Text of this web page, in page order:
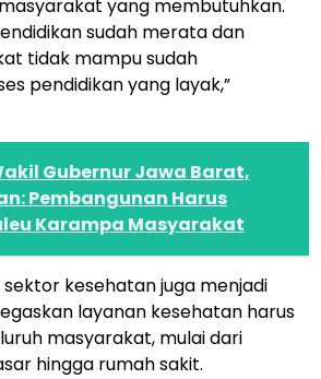
yang membutuhkan.
sudah merata dan
tidak mampu sudah
pendidikan yang layak,”
Gubernur Jawa Barat,
Pembangunan Harus
Karampa Masyarakat
sektor kesehatan juga menjadi
layanan kesehatan harus
masyarakat, mulai dari
hingga rumah sakit.